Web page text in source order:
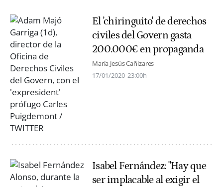
El 'chiringuito' de derechos
civiles del Govern gasta
200.000€ en propaganda
María Jesús Cañizares
17/01/2020 23:00h
Isabel Fernández: "Hay que
ser implacable al exigir el